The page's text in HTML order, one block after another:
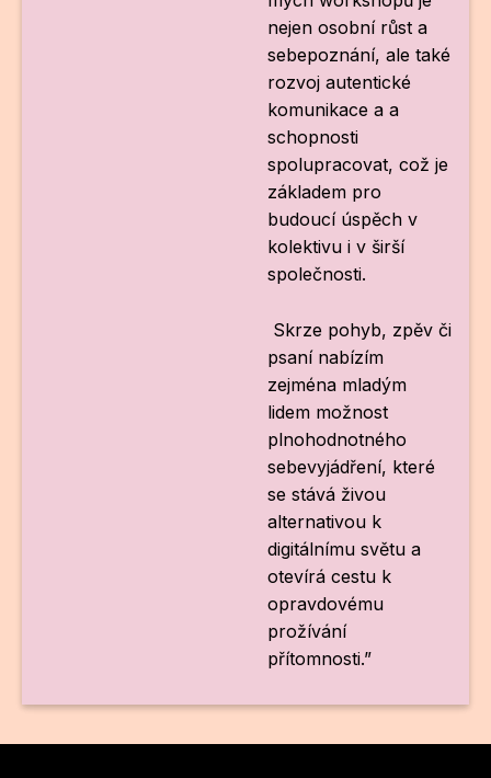
nejen osobní růst a
sebepoznání, ale také
rozvoj autentické
komunikace a a
schopnosti
spolupracovat, což je
základem pro
budoucí úspěch v
kolektivu i v širší
společnosti.
Skrze pohyb, zpěv či
psaní nabízím
zejména mladým
lidem možnost
plnohodnotného
sebevyjádření, které
se stává živou
alternativou k
digitálnímu světu a
otevírá cestu k
opravdovému
prožívání
přítomnosti.”